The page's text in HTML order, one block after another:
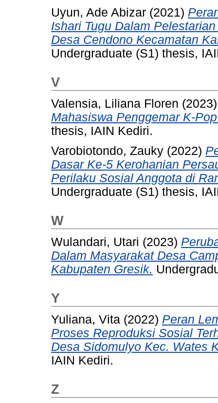
Uyun, Ade Abizar (2021)
Ishari Tugu Dalam
Desa Cendono Kecamatan
Undergraduate (S1) thesis,
V
Valensia, Liliana Floren
Mahasiswa Penggemar K-
thesis, IAIN Kediri.
Varobiotondo, Zauky (2022)
Dasar Ke-5 Kerohanian
Perilaku Sosial Anggota di
Undergraduate (S1) thesis,
W
Wulandari, Utari (2023)
Dalam Masyarakat Desa
Kabupaten Gresik.
Y
Yuliana, Vita (2022) Peran
Proses Reproduksi Sosial
Desa Sidomulyo Kec. Wates
IAIN Kediri.
Z